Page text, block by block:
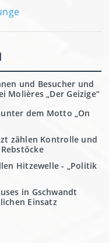
und Besucher und
Molières „Der Geizige“
dem Motto „On
zählen Kontrolle und
Hitzewelle - „Politik
in Gschwandt
Einsatz